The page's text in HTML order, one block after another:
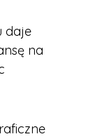
daje
na